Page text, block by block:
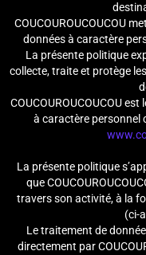
COUCOUROUCOUCOU
données à caractère
La présente politique
collecte, traite et protège
COUCOUROUCOUCOU
à caractère personnel
La présente politique
que
travers son activité, à la
(ci-
Le traitement de
directement par